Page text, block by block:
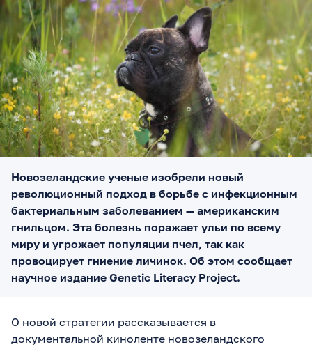
Новозеландские ученые изобрели новый
революционный подход в борьбе с инфекционным
бактериальным заболеванием — американским
гнильцом. Эта болезнь поражает ульи по всему
миру и угрожает популяции пчел, так как
провоцирует гниение личинок. Об этом сообщает
научное издание Genetic Literacy Project.
О новой стратегии рассказывается в
документальной киноленте новозеландского